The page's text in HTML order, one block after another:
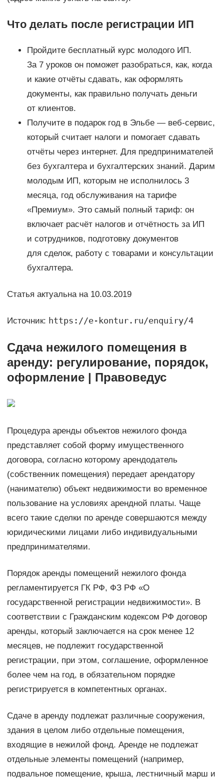
Что делать после регистрации ИП
Пройдите бесплатный курс молодого ИП.
За 7 уроков он поможет разобраться, как, когда
и какие отчёты сдавать, как оформлять
документы, как правильно получать деньги
от клиентов.
Получите в подарок год в Эльбе — веб-сервис,
который считает налоги и помогает сдавать
отчёты через интернет. Для предпринимателей
без бухгалтера и бухгалтерских знаний. Дарим
молодым ИП, которым не исполнилось 3
месяца, год обслуживания на тарифе
«Премиум». Это самый полный тариф: он
включает расчёт налогов и отчётность за ИП
и сотрудников, подготовку документов
для сделок, работу с товарами и консультации
бухгалтера.
Статья актуальна на 10.03.2019
Источник: https://e-kontur.ru/enquiry/4
Сдача нежилого помещения в
аренду: регулирование, порядок,
оформление | Правоведус
Процедура аренды объектов нежилого фонда
представляет собой форму имущественного
договора, согласно которому арендодатель
(собственник помещения) передает арендатору
(нанимателю) объект недвижимости во временное
пользование на условиях арендной платы. Чаще
всего такие сделки по аренде совершаются между
юридическими лицами либо индивидуальными
предпринимателями.
Порядок аренды помещений нежилого фонда
регламентируется ГК РФ, ФЗ РФ «О
государственной регистрации недвижимости». В
соответствии с Гражданским кодексом РФ договор
аренды, который заключается на срок менее 12
месяцев, не подлежит государственной
регистрации, при этом, соглашение, оформленное
более чем на год, в обязательном порядке
регистрируется в компетентных органах.
Сдаче в аренду подлежат различные сооружения,
здания в целом либо отдельные помещения,
входящие в нежилой фонд. Аренде не подлежат
отдельные элементы помещений (например,
подвальное помещение, крыша, лестничный марш и